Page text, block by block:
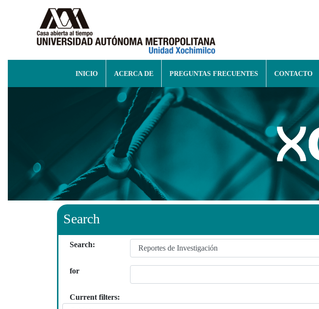
INICIO ACERCA DE PREGUNTAS FRECUENTES CONTACTO
Search
Search:
for
Current filters: